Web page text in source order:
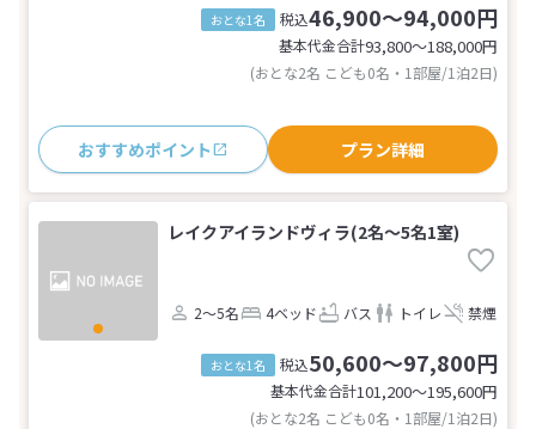
おとな1名 税込46,900～94,000円
基本代金合計93,800〜188,000円
(おとな2名 こども0名・1部屋/1泊2日)
おすすめポイント プラン詳細
レイクアイランドヴィラ(2名～5名1室)
2～5名 4ベッド バス トイレ 禁煙
おとな1名 税込50,600～97,800円
基本代金合計101,200〜195,600円
(おとな2名 こども0名・1部屋/1泊2日)